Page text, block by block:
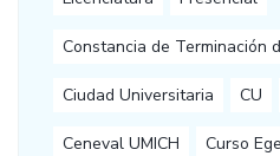
Constancia de Terminación
Ciudad Universitaria CU
Ceneval UMICH Curso